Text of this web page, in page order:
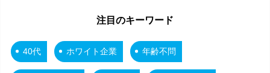
注目のキーワード
40代 ホワイト企業 年齢不問